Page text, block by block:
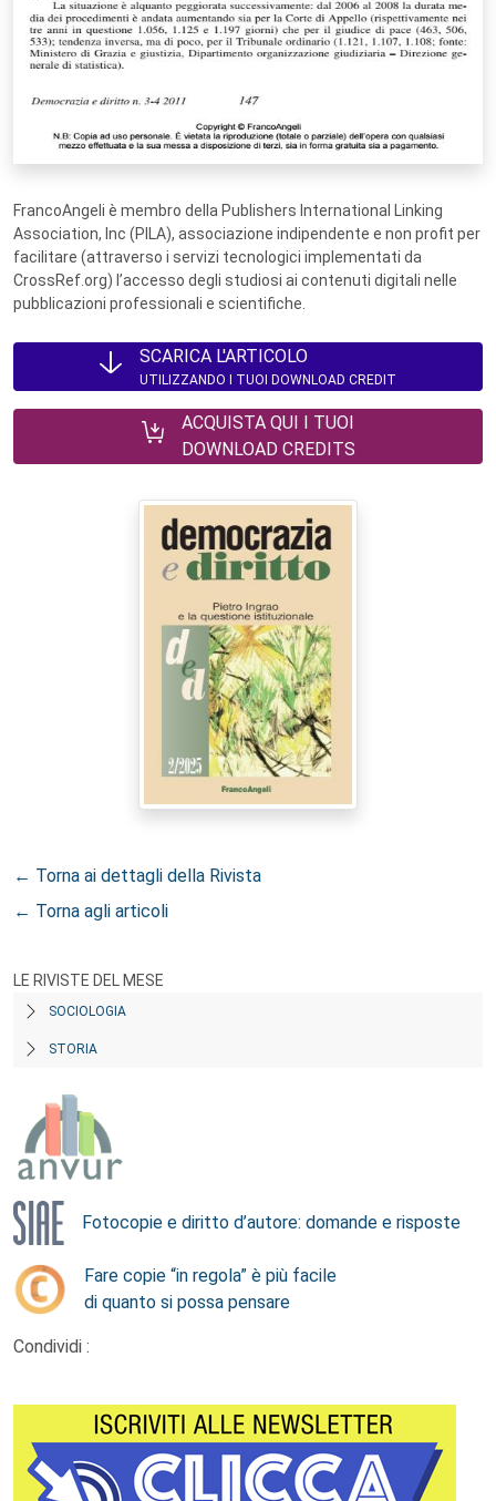
FrancoAngeli è membro della Publishers International Linking
Association, Inc (PILA), associazione indipendente e non profit per
facilitare (attraverso i servizi tecnologici implementati da
CrossRef.org) l’accesso degli studiosi ai contenuti digitali nelle
pubblicazioni professionali e scientifiche.
SCARICA L'ARTICOLO
UTILIZZANDO I TUOI DOWNLOAD CREDIT
ACQUISTA QUI I TUOI
DOWNLOAD CREDITS
← Torna ai dettagli della Rivista
← Torna agli articoli
LE RIVISTE DEL MESE
SOCIOLOGIA
STORIA
Fotocopie e diritto d’autore: domande e risposte
Fare copie “in regola” è più facile
di quanto si possa pensare
Condividi :